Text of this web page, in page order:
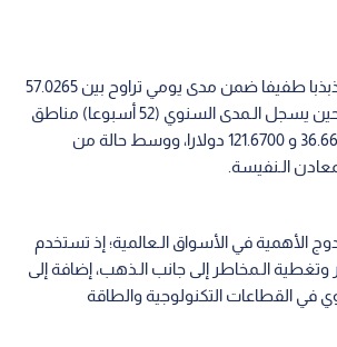
وشهدت التداولات تذبذبا طفيفا ضمن مدى يومي تراوح بين 57.0265
و 59.3177 دولارا، في حين يسجل الـمدى السنوي (52 أسبوعا) مناطق
تحرك سعرية بين 36.6674 و 121.6700 دولارا، ووسط حالة من
الـنفيسة.
الأهمية في الأسواق الـعالمية؛ إذ تستخدم
وتغطية الـمخاطر إلى جانب الـذهب، إضافة إلى
في القطاعات التكنولوجية والطاقة